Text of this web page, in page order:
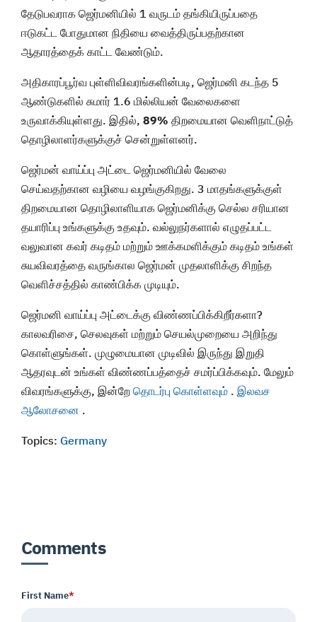
தேடுபவராக ஜெர்மனியில் 1 வருடம் தங்கியிருப்பதை
ஈடுகட்ட போதுமான நிதியை வைத்திருப்பதற்கான
ஆதாரத்தைக் காட்ட வேண்டும்.
அதிகாரப்பூர்வ புள்ளிவிவரங்களின்படி, ஜெர்மனி கடந்த 5
ஆண்டுகளில் சுமார் 1.6 மில்லியன் வேலைகளை
உருவாக்கியுள்ளது. இதில், 89% திறமையான வெளிநாட்டுத்
தொழிலாளர்களுக்குச் சென்றுள்ளனர்.
ஜெர்மன் வாய்ப்பு அட்டை ஜெர்மனியில் வேலை
செய்வதற்கான வழியை வழங்குகிறது. 3 மாதங்களுக்குள்
திறமையான தொழிலாளியாக ஜெர்மனிக்கு செல்ல சரியான
தயாரிப்பு உங்களுக்கு உதவும். வல்லுநர்களால் எழுதப்பட்ட
வலுவான கவர் கடிதம் மற்றும் ஊக்கமளிக்கும் கடிதம் உங்கள்
சுயவிவரத்தை வருங்கால ஜெர்மன் முதலாளிக்கு சிறந்த
வெளிச்சத்தில் காண்பிக்க முடியும்.
ஜெர்மனி வாய்ப்பு அட்டைக்கு விண்ணப்பிக்கிறீர்களா?
காலவரிசை, செலவுகள் மற்றும் செயல்முறையை அறிந்து
கொள்ளுங்கள். முழுமையான முடிவில் இருந்து இறுதி
ஆதரவுடன் உங்கள் விண்ணப்பத்தைச் சமர்ப்பிக்கவும். மேலும்
விவரங்களுக்கு, இன்றே தொடர்பு கொள்ளவும் . இலவச
ஆலோசனை .
Topics: Germany
Comments
First Name*